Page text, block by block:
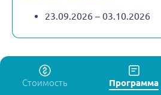
23.09.2026 – 03.10.2026
Стоимость Программа